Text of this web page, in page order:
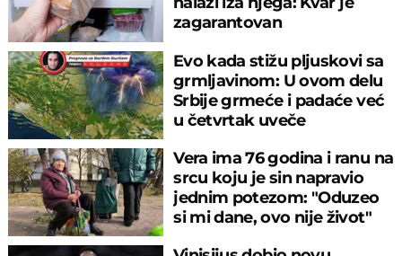
zagarantovan
Evo kada stižu pljuskovi sa
grmljavinom: U ovom delu
Srbije grmeće i padaće već
u četvrtak uveče
Vera ima 76 godina i ranu na
srcu koju je sin napravio
jednim potezom: "Oduzeo
si mi dane, ovo nije život"